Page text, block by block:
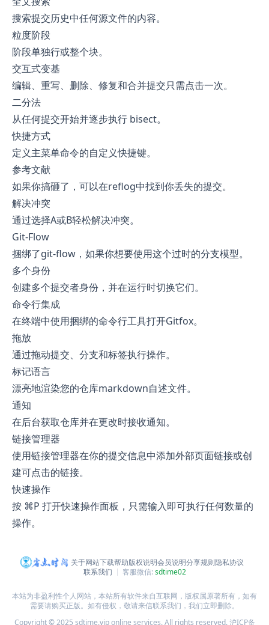
搜索提交历史中任何源文件的内容。
粒度阶段
阶段单独行或整个块。
交互式变基
编辑、重写、删除、修复和合并提交只需点击一次。
二分法
从任何提交开始并逐步执行 bisect。
快捷方式
定义主菜单命令的自定义快捷键。
参考文献
如果你搞砸了，可以在reflog中找到你丢失的提交。
解决冲突
通过选择A或B轻松解决冲突。
Git-Flow
捆绑了git-flow，如果你想要使用这个过时的分支模型。
多个身份
创建多个提交者身份，并在运行时切换它们。
命令行集成
在终端中使用捆绑的命令行工具打开Gitfox。
拖放
通过拖动提交、分支和标签执行操作。
标记语言
漂亮地渲染您的仓库markdown自述文件。
通知
在后台获取仓库并在更改时接收通知。
链接管理器
使用链接管理器在你的提交信息中添加外部页面链接或创
建可点击的链接。
快速操作
按 ⌘P 打开快速操作面板，只需输入即可执行任何数量的
操作。
关于网站下载帮助版权说明会员说明分享规则隐私协议
联系我们
客服微信:sdtime02
本站为非盈利性个人网站，本站所有软件来自互联网，版权属原著所有，如有
需要请购买正版。如有侵权，敬请来信联系我们，我们立即删除。
Copyright © 2025 sdtime.vip online services. All rights reserved.沪ICP备